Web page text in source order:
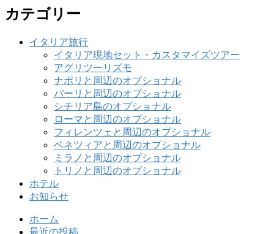
カテゴリー
イタリア旅行
イタリア現地セット・カスタマイズツアー
アグリツーリズモ
ナポリと周辺のオプショナル
バーリと周辺のオプショナル
シチリア島のオプショナル
ローマと周辺のオプショナル
フィレンツェと周辺のオプショナル
ベネツィアと周辺のオプショナル
ミラノと周辺のオプショナル
トリノと周辺のオプショナル
ホテル
お知らせ
ホーム
最近の投稿